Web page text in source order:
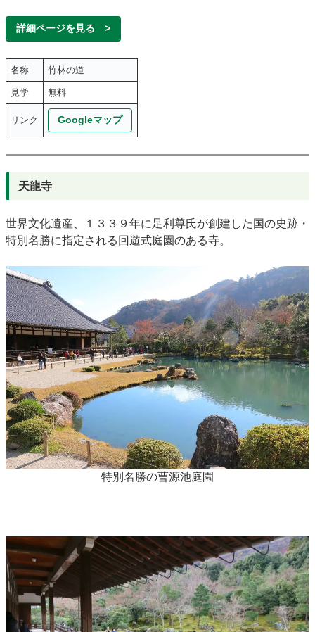
詳細ページを見る >
名称 竹林の道
見学 無料
リンク Googleマップ
天龍寺
世界文化遺産、１３３９年に足利尊氏が創建した国の史跡・
特別名勝に指定される回遊式庭園のある寺。
特別名勝の曹源池庭園